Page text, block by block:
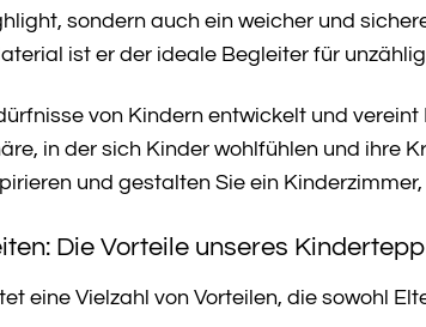
sondern auch ein weicher und
ist er der ideale Begleiter für
von Kindern entwickelt und
in der sich Kinder wohlfühlen und ihre
und gestalten Sie ein
Die Vorteile unseres
eine Vielzahl von Vorteilen, die sowohl